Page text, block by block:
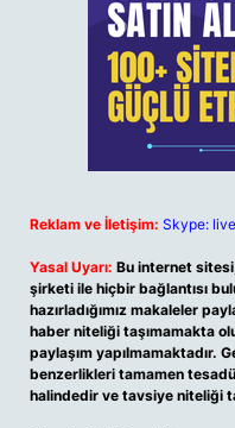
Reklam ve İletişim: Skype:
Yasal Uyarı: Bu internet
şirketi ile hiçbir bağlantısı
hazırladığımız makaleler
haber niteliği taşımamakta
paylaşım yapılmamaktadır.
benzerlikleri tamamen
halindedir ve tavsiye niteliği